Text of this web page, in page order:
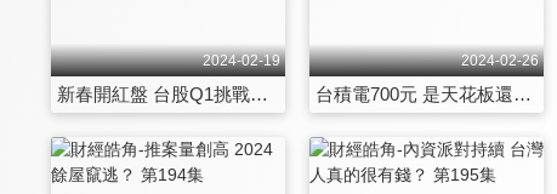
2024-02-19
新春開紅盤 台股Q1挑戰兩萬點？ 第188集
2024-02-26
台積電700元 是天花板還是地板？ 第189集